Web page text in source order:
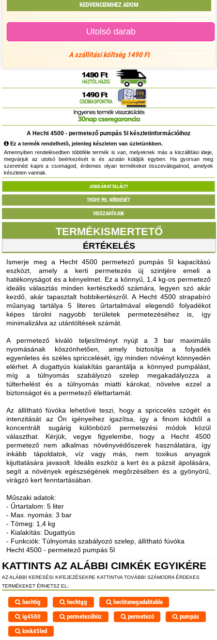
KEDVENCEIMHEZ ADOM
Utolsó darab
A szállítási költség 1490 Ft
A Hecht 4500 - permetező pumpás 5l készletinformációihoz
Ez a termék rendelhetõ, jelenleg készleten van üzletünkben.
Amennyiben rendelésedben többféle termék is van, melyeknek más a kiszállítási ideje,
megvárjuk az utolsó beérkezését is és azután küldjük egyben. Ha gyorsan meg
szeretnéd kapni a csomagod, érdemes olyan termékeket összeválogatnod, amelyek
készleten vannak.
JOBB ÁRAT TALÁLT?
TEGYE FEL KÉRDÉSÉT
VISSZAHÍVJUK
TERMÉKISMERTETŐ
ÉRTÉKELÉS
Ismerje meg a Hecht 4500 permetező pumpás 5l kapacitású
eszközt, amely a kerti permetezés új szintjére emeli a
hatékonyságot és a kényelmet. Ez a könnyű, 1,4 kg-os permetező
ideális választás minden kertészkedő számára, legyen szó akár
kezdő, akár tapasztalt hobbikertészről. A Hecht 4500 strapabíró
műanyag tartálya 5 literes űrtartalmával elegendő folyadékot
képes tárolni nagyobb területek permetezéséhez is, így
minimalizálva az utántöltések számát.
A permetező kiváló teljesítményt nyújt a 3 bar maximális
nyomásának köszönhetően, amely biztosítja a folyadék
egyenletes és széles spriccelését, így minden növényt könnyedén
elérhet. A dugattyús kialakítás garantálja a könnyed pumpálást,
míg a túlnyomás szabályozó szelep megakadályozza a
túlterhelést és a túlnyomás miatti károkat, növelve ezzel a
biztonságot és a permetező élettartamát.
Az állítható fúvóka lehetővé teszi, hogy a spriccelés szögét és
intenzitását az Ön igényeihez igazítsa, így a finom ködtől a
koncentrált sugárig különböző permetezési módok közül
választhat. Kérjük, vegye figyelembe, hogy a Hecht 4500
permetező nem alkalmas növényvédőszerek használatára, így
inkább tápoldatok, víz vagy más, nem toxikus anyagok
kijuttatására javasolt. Ideális eszköz a kert és a pázsit ápolására,
segít a növények egészségének megőrzésében és a gyönyörű,
virágzó kert fenntartásában.
Műszaki adatok:
- Űrtartalom: 5 liter
- Max. nyomás: 3 bar
- Tömeg: 1,4 kg
- Kialakítás: Dugattyús
- Funkciók: Túlnyomás szabályozó szelep, állítható fúvóka
Hecht 4500 - permetező pumpás 5l
KATTINTS AZ ALÁBBI CIMKÉK EGYIKÉRE
AZ ALÁBBI KERESÉSI KIFEJEZÉSEKRE KATTINTVA TOVÁBBI SZÁMODRA ÉRDEKES
TERMÉKEKET ÉRHETSZ EL:
hechtig hechtgg
hechtanegadabtable
ig4500
permetezőhöz permetező
pumpás
kmk45led